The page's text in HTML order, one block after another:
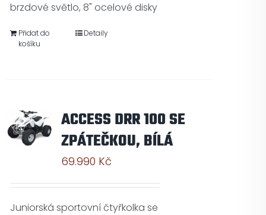
brzdové světlo, 8" ocelové disky
Přidat do
košíku
Detaily
ACCESS DRR 100 SE
ZPÁTEČKOU, BÍLÁ
69.990 Kč
Juniorská sportovní čtyřkolka se